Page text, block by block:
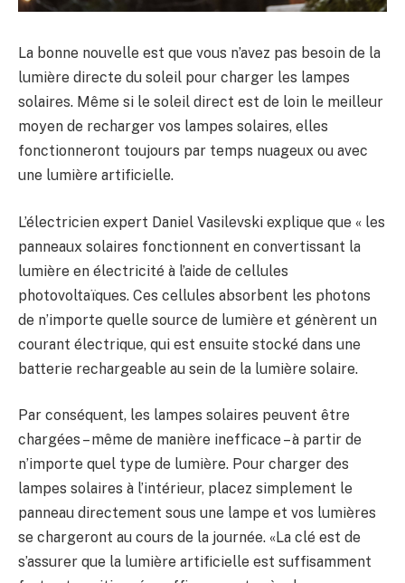
La bonne nouvelle est que vous n’avez pas besoin de la
lumière directe du soleil pour charger les lampes
solaires. Même si le soleil direct est de loin le meilleur
moyen de recharger vos lampes solaires, elles
fonctionneront toujours par temps nuageux ou avec
une lumière artificielle.
L’électricien expert Daniel Vasilevski explique que « les
panneaux solaires fonctionnent en convertissant la
lumière en électricité à l’aide de cellules
photovoltaïques. Ces cellules absorbent les photons
de n’importe quelle source de lumière et génèrent un
courant électrique, qui est ensuite stocké dans une
batterie rechargeable au sein de la lumière solaire.
Par conséquent, les lampes solaires peuvent être
chargées – même de manière inefficace – à partir de
n’importe quel type de lumière. Pour charger des
lampes solaires à l’intérieur, placez simplement le
panneau directement sous une lampe et vos lumières
se chargeront au cours de la journée. «La clé est de
s’assurer que la lumière artificielle est suffisamment